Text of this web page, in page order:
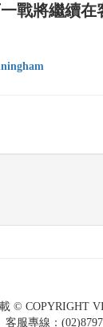
戰將繼續在
© COPYRIGHT
服專線：